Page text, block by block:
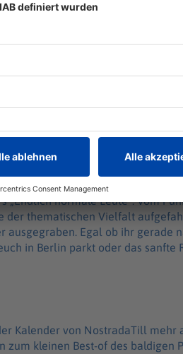
Power-Podcast „Endlich normale
lebt ausgerechnet in Essen?
es noch mehr spannende Fragen
erfahren?
auf Twitch? Hat der Kalender
zum kleinen Best-
Vom Punk zu Entrecôte und Porsche wird
der thematischen Vielfalt
Grünflächen in Köln sucht,
in Berlin parkt oder das sanfte
findest du alle Infos & Rabatte:
Kalender von NostradaTill mehr